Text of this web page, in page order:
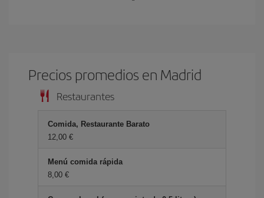
Precios promedios en Madrid
Restaurantes
Comida, Restaurante Barato
12,00 €
Menú comida rápida
8,00 €